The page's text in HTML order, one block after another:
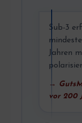
Sub-3
Jahren
→
vor 200